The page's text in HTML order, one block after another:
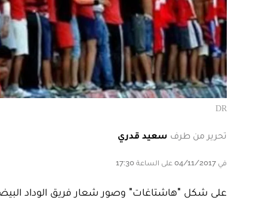
DR
تحرير من طرف سعيد قدري
في 04/11/2017 على الساعة 17:30
على شكل "هاشتاغات" وصور شعار فريق الوداد